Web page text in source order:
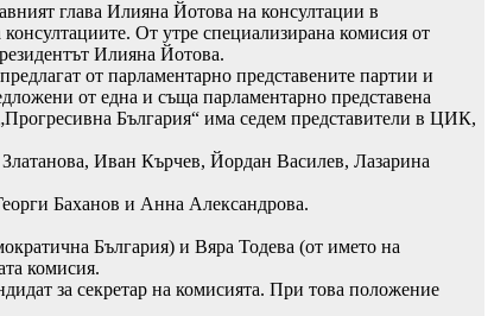
глава Илияна Йотова на консултации в
От утре специализирана комисия от
Илияна Йотова.
от парламентарно представените партии и
от една и съща парламентарно представена
България“ има седем представители в ЦИК,
Иван Кърчев, Йордан Василев, Лазарина
Баханов и Анна Александрова.
България) и Вяра Тодева (от името на
комисия.
за секретар на комисията. При това положение